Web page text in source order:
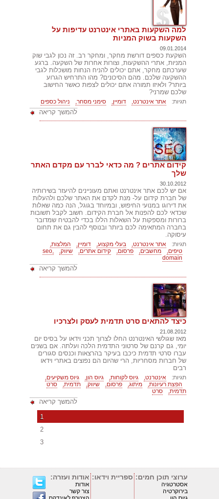
למה השקעות באתרי אינטרנט עדיפות על
השקעות בשוק המניות
09.01.2014
השקעת כספים דורשת מחקר, ומחקר רב. זה נכון לגבי שוק
המניות, אתרי ההשקעות, וצורות אחרות של השקעה. ברגע
שערכתם מחקר, אתם יכולים להניח הנחות מושכלות לגבי
ההשקעה שלכם. מהם הסיכונים? מהו התרחיש הגרוע
ביותר? ולאיזו תמורה אתם יכולים לצפות כאשר החישוב
שלכם שמרני?
תגיות: אתר אינטרנט, דומיין, סימני מסחר, ניהול כספים
להמשך קריאה
קידום אתרים ? מה כדאי לברר עם מקדם האתר
שלך
30.10.2012
אם יש לכם אתר אינטרנט ואתם מעוניינים להיעזר בשירותיה
של חברת קידום על- מנת לקדם את האתר שלכם ולהעלות
את דירוגו במנועי החיפוש, ובמיוחד בגוגל, הנה כמה שאלות
שכדאי לכם להפנות אל חברת הקידום. חשוב לקבל תשובות
ברורות ומספקות על השאלות הללו בכדי להבטיח שמדובר
בחברה המתאימה לכם ביותר ובנוסף להבין גם את תחום
עיסוקה.
תגיות: אתר אינטרנט, בעלי מקצוע, דומיין,
המלצות,
טיפים,
מחשבים, פרסום, קידום אתרים, שיווק,
seo,
domain
להמשך קריאה
כיצד להתאים סרט תדמית לעסק ולצרכיו
21.08.2012
מאז שגולשי האינטרנט החלו לצרוך תכני וידאו על בסיס יום
יומי, גם קרנם של סרטוני התדמית הלכה ועלתה. אם בשנים
עברו סרטי תדמית כיכבו בעיקר בהרצאות וכנסים סגורים
של חברות מסחריות, הרי שהיום הם נפוצים באתרי וידאו
רבים
תגיות: אינטרנט, גיוס לקוחות, גיוס הון,
גיוס משקיעים,
הפצת רעיונות,
מיתוג, פרסום, שיווק, תדמית,
סרט
תדמית,
סרט
להמשך קריאה
1
2
3
ערוצי תוכן חמים:
אסטרטגיה
בירוקרטיה
ספריית וידאו: אודות ועזרה:
אודות
צור קשר